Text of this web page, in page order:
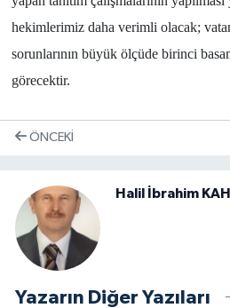
hekimlerimiz daha verimli olacak;
sorunlarının büyük ölçüde birinci
görecektir.
ÖNCEKI
Halil İbrahim
Yazarın Diğer Yazıları